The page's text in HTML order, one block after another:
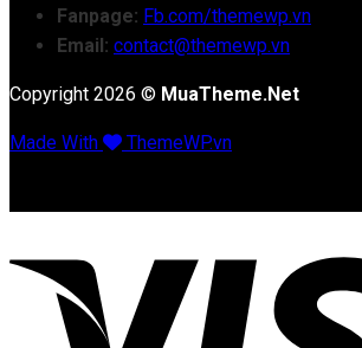
Fanpage: Fb.com/themewp.vn
Email: contact@themewp.vn
Copyright 2026 © MuaTheme.Net
Made With ThemeWP.vn